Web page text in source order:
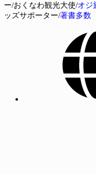
ー/おくなわ観光大使/オジ
ッズサポーター/著書多数